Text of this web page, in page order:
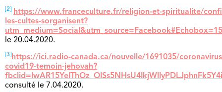
[2]
https://www.franceculture.fr/religion-et-spiritualite/
les-cultes-sorganisent?
le 20.04.2020.
[3] https://ici.radio-canada.ca/nouvelle/1691035/
covid19-temoin-jehovah?
consulté le 7.04.2020.